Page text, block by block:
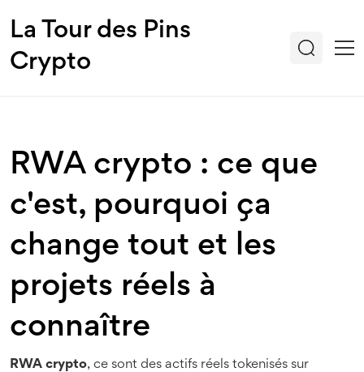
La Tour des Pins
Crypto
RWA crypto : ce que
c'est, pourquoi ça
change tout et les
projets réels à
connaître
RWA crypto, ce sont des actifs réels tokenisés sur